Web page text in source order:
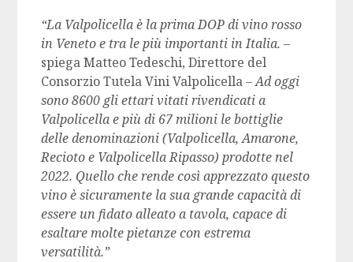
“La Valpolicella è la prima DOP di vino rosso
in Veneto e tra le più importanti in Italia. –
spiega Matteo Tedeschi, Direttore del
Consorzio Tutela Vini Valpolicella– Ad oggi
sono 8600 gli ettari vitati rivendicati a
Valpolicella e più di 67 milioni le bottiglie
delle denominazioni (Valpolicella, Amarone,
Recioto e Valpolicella Ripasso) prodotte nel
2022. Quello che rende così apprezzato questo
vino è sicuramente la sua grande capacità di
essere un fidato alleato a tavola, capace di
esaltare molte pietanze con estrema
versatilità.”